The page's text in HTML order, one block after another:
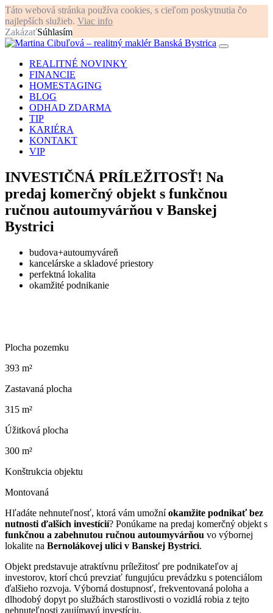
Táto webová stránka používa cookies, s cieľom poskytnutia čo
najlepších služieb. Viac info
ZakázaťSúhlasím
REALITNÉ NOVINKY
FINANCIE
HOMESTAGING
BLOG
ODHAD ZDARMA
TIP
KARIÉRA
KONTAKT
VIP
INVESTIČNÁ PRÍLEŽITOSŤ! Na
predaj komerčný objekt s funkčnou
ručnou autoumyvárňou v Banskej
Bystrici
budova+autoumyváreň
kancelárske a skladové priestory
perfektná lokalita
okamžité podnikanie
Plocha pozemku
393 m²
Zastavaná plocha
315 m²
Úžitková plocha
300 m²
Konštrukcia objektu
Montovaná
Hľadáte nehnuteľnosť, ktorá vám umožníokamžite podnikať bez
nutnosti ďalších investícií? Ponúkame na predaj komerčný objekt s
funkčnou a zabehnutou ručnou autoumyvárňou vo výbornej
lokalite na Bernolákovej ulici v Banskej Bystrici.
Objekt predstavuje atraktívnu príležitosť pre podnikateľov aj
investorov, ktorí chcú prevziať fungujúcu prevádzku s potenciálom
ďalšieho rozvoja. Výborná dostupnosť, frekventovaná poloha a
dlhodobý dopyt po službách starostlivosti o vozidlá robia z tejto
nehnuteľnosti zaujímavú investíciu.